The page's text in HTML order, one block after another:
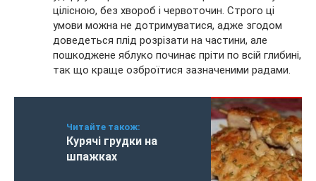
цілісною, без хвороб і червоточин. Строго ці
умови можна не дотримуватися, адже згодом
доведеться плід розрізати на частини, але
пошкоджене яблуко починає пріти по всій глибині,
так що краще озброїтися зазначеними радами.
Читайте також:
Курячі грудки на
шпажках